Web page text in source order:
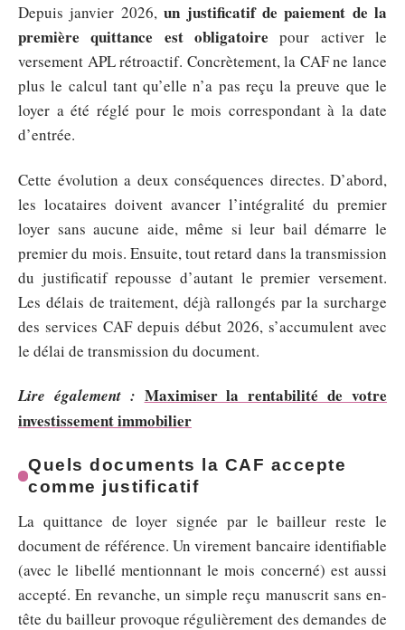
Depuis janvier 2026,un justificatif de paiement de la
première quittance est obligatoire pour activer le
versement APL rétroactif. Concrètement, la CAF ne lance
plus le calcul tant qu’elle n’a pas reçu la preuve que le
loyer a été réglé pour le mois correspondant à la date
d’entrée.
Cette évolution a deux conséquences directes. D’abord,
les locataires doivent avancer l’intégralité du premier
loyer sans aucune aide, même si leur bail démarre le
premier du mois. Ensuite, tout retard dans la transmission
du justificatif repousse d’autant le premier versement.
Les délais de traitement, déjà rallongés par la surcharge
des services CAF depuis début 2026, s’accumulent avec
le délai de transmission du document.
Lire également : Maximiser la rentabilité de votre
investissement immobilier
Quels documents la CAF accepte
comme justificatif
La quittance de loyer signée par le bailleur reste le
document de référence. Un virement bancaire identifiable
(avec le libellé mentionnant le mois concerné) est aussi
accepté. En revanche, un simple reçu manuscrit sans en-
tête du bailleur provoque régulièrement des demandes de